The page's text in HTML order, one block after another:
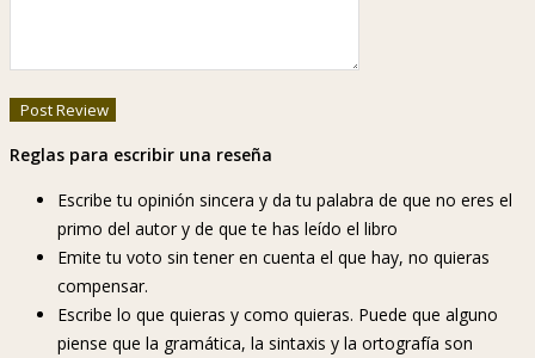
Reglas para escribir una reseña
Escribe tu opinión sincera y da tu palabra de que no eres el
primo del autor y de que te has leído el libro
Emite tu voto sin tener en cuenta el que hay, no quieras
compensar.
Escribe lo que quieras y como quieras. Puede que alguno
piense que la gramática, la sintaxis y la ortografía son